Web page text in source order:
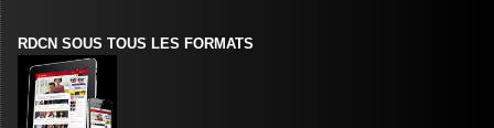
RDCN SOUS TOUS LES FORMATS